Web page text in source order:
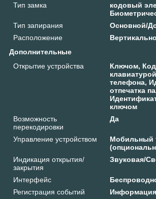
Тип замка
кодовый
Тип запирания
Основной/
Расположение
Дополнительные
Открытие устройства
Ключом,
телефона,
отпечатка
ключом
Возможность
перекодировки
Да
Управление устройством
Мобильный
Индикация открытия/
закрытия
Звуковая/
Интерфейс
Регистрация событий